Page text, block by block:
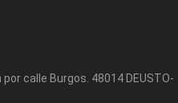
calle Burgos. 48014 DEUSTO-